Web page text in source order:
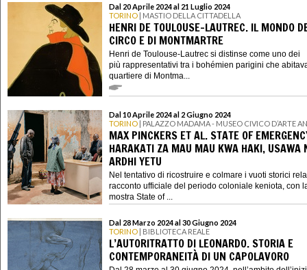
Dal 20 Aprile 2024 al 21 Luglio 2024
TORINO | MASTIO DELLA CITTADELLA
HENRI DE TOULOUSE-LAUTREC. IL MONDO
CIRCO E DI MONTMARTRE
Henri de Toulouse-Lautrec si distinse come uno dei
più rappresentativi tra i bohémien parigini che
quartiere di Montma...
Dal 10 Aprile 2024 al 2 Giugno 2024
TORINO | PALAZZO MADAMA - MUSEO CIVICO D’ARTE
MAX PINCKERS ET AL. STATE OF
HARAKATI ZA MAU MAU KWA HAKI, USAWA
ARDHI YETU
Nel tentativo di ricostruire e colmare i vuoti storici
racconto ufficiale del periodo coloniale keniota, con
mostra State of ...
Dal 28 Marzo 2024 al 30 Giugno 2024
TORINO | BIBLIOTECA REALE
L’AUTORITRATTO DI LEONARDO. STORIA E
CONTEMPORANEITÀ DI UN CAPOLAVORO